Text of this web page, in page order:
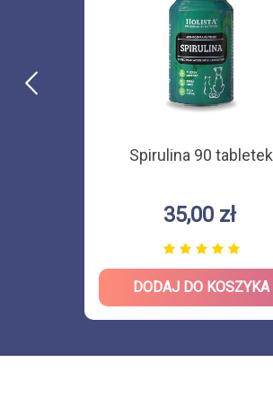
Spirulina 90 tabletek
35,00 zł
DODAJ DO KOSZYKA